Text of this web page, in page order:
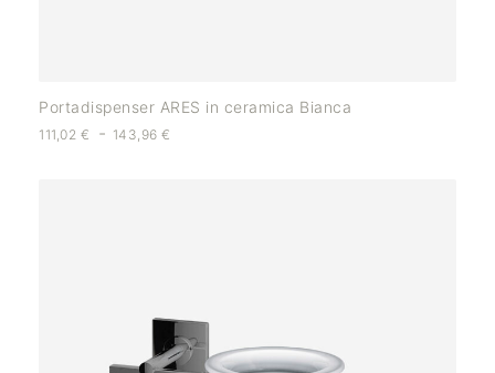
Portadispenser ARES in ceramica Bianca
111,02 € - 143,96€